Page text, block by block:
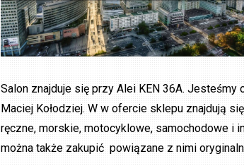
Salon znajduje się przy Alei KEN 36A. Jesteśmy
Maciej Kołodziej. W w ofercie sklepu znajdują
ręczne, morskie, motocyklowe, samochodowe i
można także zakupić powiązane z nimi